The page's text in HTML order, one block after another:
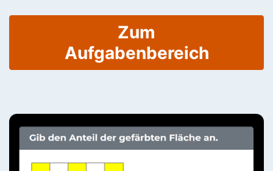
Zum
Aufgabenbereich